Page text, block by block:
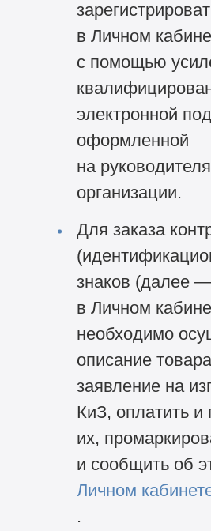
в Личном
с помощью
электронной
оформленной
на руководителя
организации.
Для заказа
знаков (далее
в Личном
необходимо
описание
заявление на
КиЗ, оплатить и
их,
и сообщить об
Личном
.